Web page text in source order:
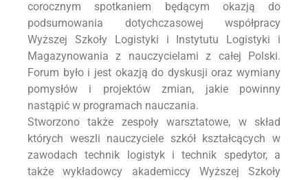
corocznym spotkaniem będącym okazją do
podsumowania dotychczasowej współpracy
Wyższej Szkoły Logistyki i Instytutu Logistyki i
Magazynowania z nauczycielami z całej Polski.
Forum było i jest okazją do dyskusji oraz wymiany
pomysłów i projektów zmian, jakie powinny
nastąpić w programach nauczania.
Stworzono także zespoły warsztatowe, w skład
których weszli nauczyciele szkół kształcących w
zawodach technik logistyk i technik spedytor, a
także wykładowcy akademiccy Wyższej Szkoły